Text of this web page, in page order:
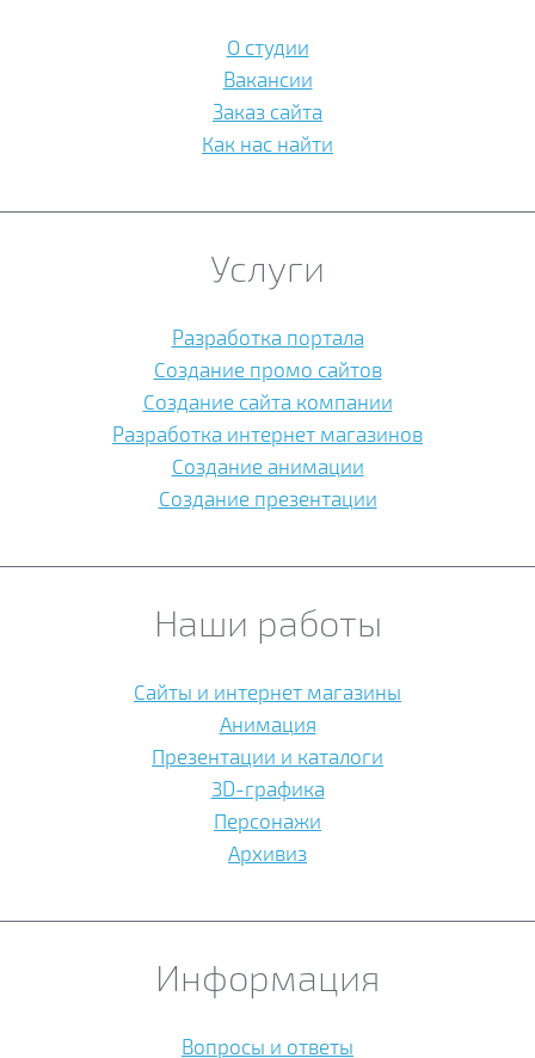
О студии
Вакансии
Заказ сайта
Как нас найти
Услуги
Разработка портала
Создание промо сайтов
Создание сайта компании
Разработка интернет магазинов
Создание анимации
Создание презентации
Наши работы
Сайты и интернет магазины
Анимация
Презентации и каталоги
3D-графика
Персонажи
Архивиз
Информация
Вопросы и ответы